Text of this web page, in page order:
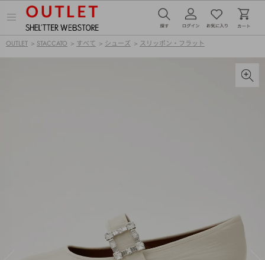
メ
ー
を
OUTLET > STACCATO > すべて > シューズ > スリッポン・フラット